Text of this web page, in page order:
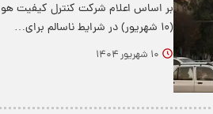
بر اساس اعلام شرکت کنترل کیفیت
(۱۰ شهریور) در شرایط ناسالم برای…
۱۰ شهریور ۱۴۰۴